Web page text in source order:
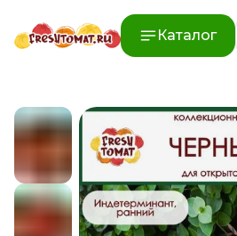
Каталог